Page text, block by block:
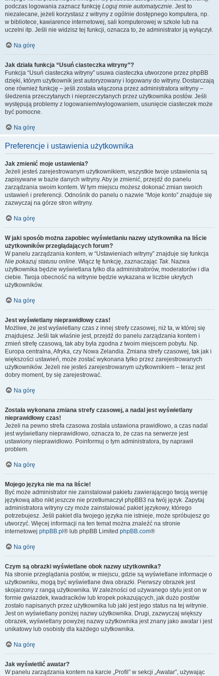
podczas logowania zaznacz funkcję Loguj mnie automatycznie. Jest to
niezalecane, jeżeli korzystasz z witryny z ogólnie dostępnego komputera, np.
w bibliotece, kawiarence internetowej, sali komputerowej w szkole lub na
uczelni itp. Jeśli nie widzisz tej funkcji, oznacza to, że administrator ją wyłączył.
Na górę
Jak działa funkcja “Usuń ciasteczka witryny”?
Funkcja “Usuń ciasteczka witryny” usuwa ciasteczka utworzone przez phpBB
dzięki, którym użytkownik jest autoryzowany i logowany do witryny. Dostarczają
one również funkcję – jeśli została włączona przez administratora witryny –
śledzenia przeczytanych i nieprzeczytanych przez użytkownika postów. Jeśli
występują problemy z logowaniem/wylogowaniem, usunięcie ciasteczek może
być pomocne.
Na górę
Preferencje i ustawienia użytkownika
Jak zmienić moje ustawienia?
Jeżeli jesteś zarejestrowanym użytkownikiem, wszystkie twoje ustawienia są
zapisywane w bazie danych witryny. Aby je zmienić, przejdź do panelu
zarządzania swoim kontem. W tym miejscu możesz dokonać zmian swoich
ustawień i preferencji. Odnośnik do panelu o nazwie “Moje konto” znajduje się
zazwyczaj na górze stron witryny.
Na górę
W jaki sposób można zapobiec wyświetlaniu nazwy użytkownika na liście
użytkowników przeglądających forum?
W panelu zarządzania kontem, w “Ustawieniach witryny” znajduje się funkcja
Nie pokazuj statusu online. Włącz tę funkcję, zaznaczając Tak. Nazwa
użytkownika będzie wyświetlana tylko dla administratorów, moderatorów i dla
ciebie. Twoja obecność na witrynie będzie wykazana w liczbie ukrytych
użytkowników.
Na górę
Jest wyświetlany nieprawidłowy czas!
Możliwe, że jest wyświetlany czas z innej strefy czasowej, niż ta, w której się
znajdujesz. Jeśli tak właśnie jest, przejdź do panelu zarządzania kontem i
zmień strefę czasową, tak aby była zgodna z twoim miejscem pobytu. Np.
Europa centralna, Afryka, czy Nowa Zelandia. Zmiana strefy czasowej, tak jak i
większości ustawień, może zostać wykonana tylko przez zarejestrowanych
użytkowników. Jeżeli nie jesteś zarejestrowanym użytkownikiem – teraz jest
dobry moment, by się zarejestrować.
Na górę
Została wykonana zmiana strefy czasowej, a nadal jest wyświetlany
nieprawidłowy czas!
Jeżeli na pewno strefa czasowa została ustawiona prawidłowo, a czas nadal
jest wyświetlany nieprawidłowo, oznacza to, że czas na serwerze jest
ustawiony nieprawidłowo. Poinformuj o tym administratora, by naprawił
problem.
Na górę
Mojego języka nie ma na liście!
Być może administrator nie zainstalował pakietu zawierającego twoją wersję
językową albo nikt jeszcze nie przetłumaczył phpBB3 na twój język. Zapytaj
administratora witryny czy może zainstalować pakiet językowy, którego
potrzebujesz. Jeśli pakiet dla twojego języka nie istnieje, może spróbujesz go
utworzyć. Więcej informacji na ten temat można znaleźć na stronie
internetowej phpBB.pl ® lub phpBB Limited phpBB.com®
Na górę
Czym są obrazki wyświetlane obok nazwy użytkownika?
Na stronie przeglądania postów, w miejscu, gdzie są wyświetlane informacje o
użytkowniku, mogą być wyświetlane dwa obrazki. Pierwszy obrazek jest
skojarzony z rangą użytkownika. W zależności od używanego stylu jest on w
formie gwiazdek, kwadracików lub kropek pokazujących, jak dużo postów
zostało napisanych przez użytkownika lub jaki jest jego status na tej witrynie.
Jest on wyświetlany poniżej nazwy użytkownika. Drugi, zazwyczaj większy
obrazek, wyświetlany powyżej nazwy użytkownika jest znany jako awatar i jest
unikatowy lub osobisty dla każdego użytkownika.
Na górę
Jak wyświetlić awatar?
W panelu zarządzania kontem na karcie „Profil” w sekcji „Awatar”, używając